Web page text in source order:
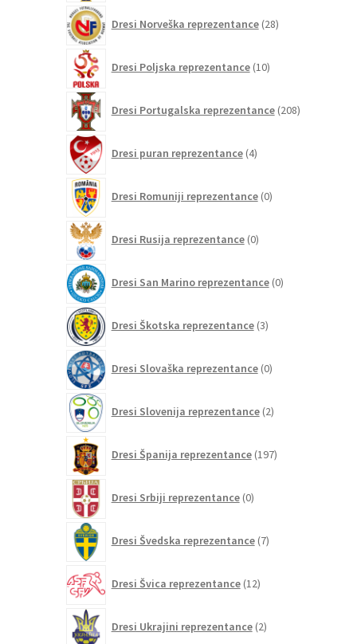
Dresi Norveška reprezentance 28izdelkov
Dresi Poljska reprezentance 10izdelkov
Dresi Portugalska reprezentance 208izdelkov
Dresi puran reprezentance 4izdelki
Dresi Romuniji reprezentance 0izdelkov
Dresi Rusija reprezentance 0izdelkov
Dresi San Marino reprezentance 0izdelkov
Dresi Škotska reprezentance 3izdelki
Dresi Slovaška reprezentance 0izdelkov
Dresi Slovenija reprezentance 2izdelka
Dresi Španija reprezentance 197izdelkov
Dresi Srbiji reprezentance 0izdelkov
Dresi Švedska reprezentance 7izdelkov
Dresi Švica reprezentance 12izdelkov
Dresi Ukrajini reprezentance 2izdelka